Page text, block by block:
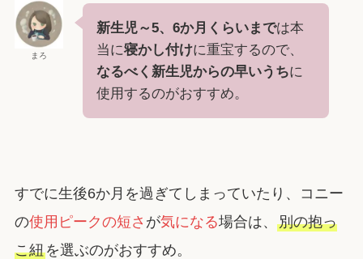
まろ
新生児～5、6か月くらいまでは本
当に寝かし付けに重宝するので、
なるべく新生児からの早いうちに
使用するのがおすすめ。
すでに生後6か月を過ぎてしまっていたり、コニー
の使用ピークの短さ が気になる場合は、 別の抱っ
こ紐を選ぶのがおすすめ。